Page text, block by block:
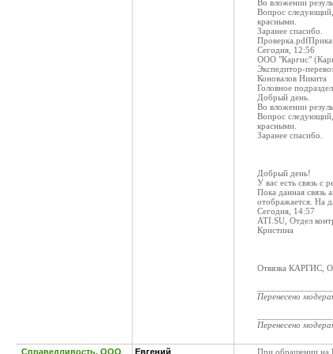
Во вложении
Вопрос следующий,
красными.
Заранее спасибо.
Сегодня, 12:56
ООО "Каргис"
Экспедитор-
Коновалов Никита
Головное
Добрый день.
Во вложении
Вопрос следующий,
красными.
Заранее спасибо.
Добрый день!
У вас есть связь с
Пока данная связь
отображается. На
Сегодня, 14:57
ATI.SU, Отдел
Кристина
Отвязка КАРГИС,
Перенесено
Перенесено
Справедливость, ООО
Евгений При обращении на